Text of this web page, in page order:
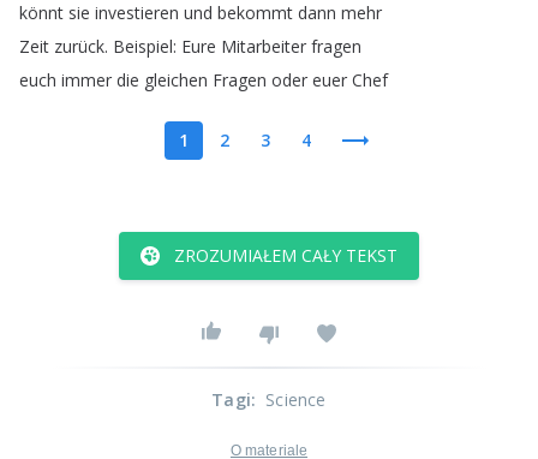
könnt sie investieren und bekommt dann mehr
Zeit zurück. Beispiel: Eure Mitarbeiter fragen
euch immer die gleichen Fragen oder euer Chef
1 2 3 4
ZROZUMIAŁEM CAŁY TEKST
Tagi: Science
O materiale